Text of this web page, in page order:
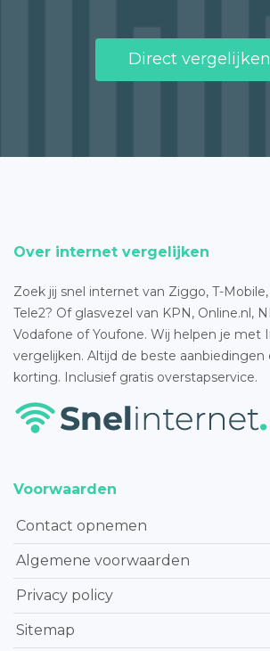
Direct vergelijken
Over internet vergelijken
Zoek jij snel internet van Ziggo, T-
Tele2? Of glasvezel van KPN, Online.nl,
Vodafone of Youfone. Wij helpen je met
vergelijken. Altijd de beste aanbiedingen
korting. Inclusief gratis overstapservice.
Voorwaarden
Contact opnemen
Algemene voorwaarden
Privacy policy
Sitemap